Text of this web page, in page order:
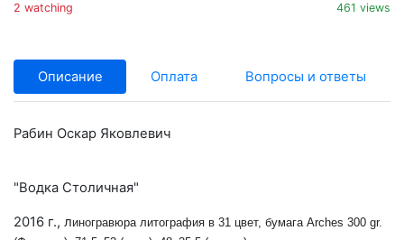
2 watching 461 views
Описание Оплата Вопросы и ответы
Рабин Оскар Яковлевич
"Водка Столичная"
2016 г., линогравюра литография в 31 цвет, бумага Arches 300 gr.